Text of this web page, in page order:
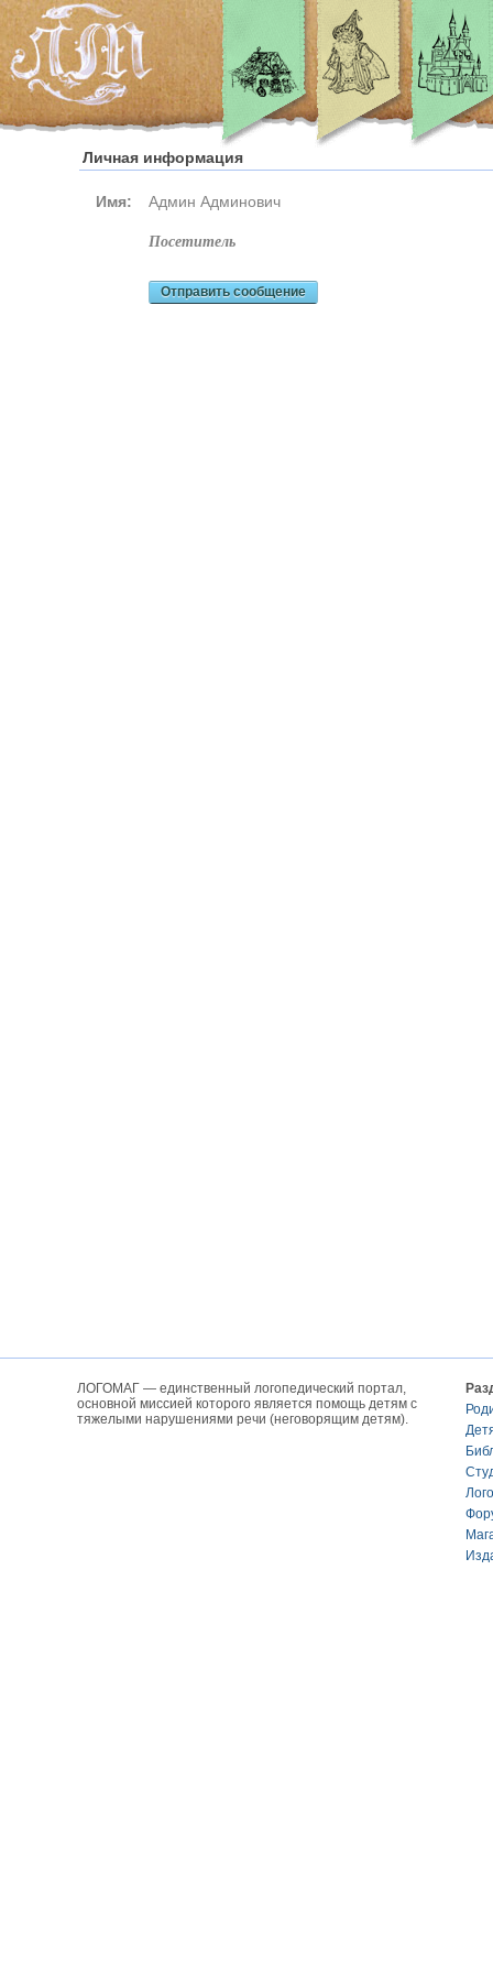
Личная информация
Имя: Админ Админович
посетитель
Отправить сообщение
ЛОГОМАГ — единственный логопедический портал,
основной миссией которого является помощь детям с
тяжелыми нарушениями речи (неговорящим детям).